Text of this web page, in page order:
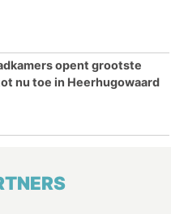
opent grootste
nu toe in Heerhugowaard